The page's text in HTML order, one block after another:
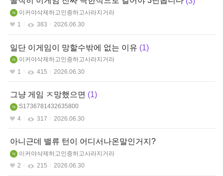
이커야삭제하고인증하고사라지거라
1
383 2026.06.30
일단 이게임이 망할수밖에 없는 이유 1
이커야삭제하고인증하고사라지거라
1
415 2026.06.30
그냥 게임 ㅈ망했으면 1
S1736781432635800
4
317 2026.06.30
아니근데 밸류 턴이 어디서나온말인거지?
이커야삭제하고인증하고사라지거라
2
215 2026.06.30